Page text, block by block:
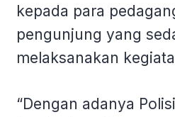
kepada para
pengunjung yang
melaksanakan
“Dengan adanya